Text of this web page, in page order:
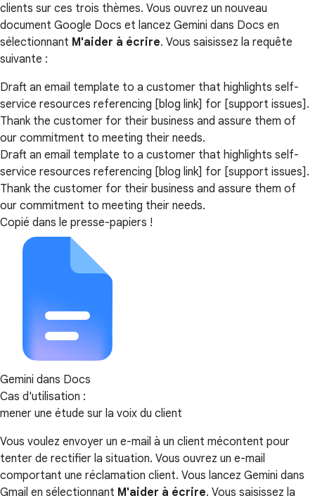
clients sur ces trois thèmes. Vous ouvrez un nouveau
document Google Docs et lancez Gemini dans Docs en
sélectionnant M'aider à écrire. Vous saisissez la requête
suivante :
Draft an email template to a customer that highlights self-
service resources referencing [blog link] for [support issues].
Thank the customer for their business and assure them of
our commitment to meeting their needs.
Draft an email template to a customer that highlights self-
service resources referencing [blog link] for [support issues].
Thank the customer for their business and assure them of
our commitment to meeting their needs.
Copié dans le presse-papiers !
Gemini dans Docs
Cas d'utilisation :
mener une étude sur la voix du client
Vous voulez envoyer un e-mail à un client mécontent pour
tenter de rectifier la situation. Vous ouvrez un e-mail
comportant une réclamation client. Vous lancez Gemini dans
Gmail en sélectionnant M'aider à écrire. Vous saisissez la